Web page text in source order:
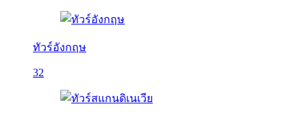
ทัวร์อังกฤษ
32